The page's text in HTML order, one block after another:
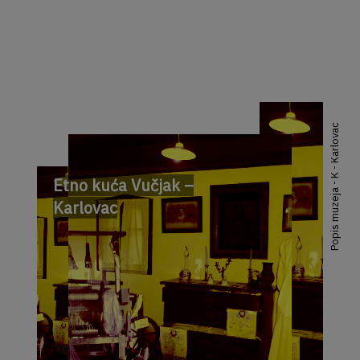
Etno kuća Vučjak –
Karlovac
Popis muzeja - K - Karlovac